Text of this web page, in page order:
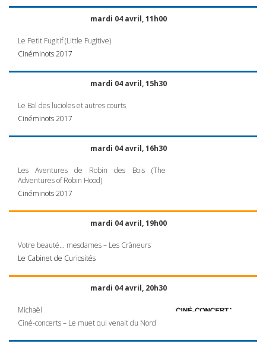
mardi 04 avril, 11h00
Le Petit Fugitif (Little Fugitive)
Cinéminots 2017
mardi 04 avril, 15h30
Le Bal des lucioles et autres courts
Cinéminots 2017
mardi 04 avril, 16h30
Les Aventures de Robin des Bois (The
Adventures of Robin Hood)
Cinéminots 2017
mardi 04 avril, 19h00
Votre beauté… mesdames – Les Crâneurs
Le Cabinet de Curiosités
mardi 04 avril, 20h30
Michaël
Ciné-concerts – Le muet qui venait du Nord